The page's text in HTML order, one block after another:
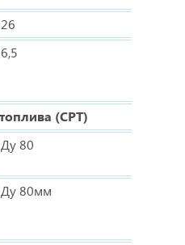
26
6,5
(СРТ)
Ду 80
Ду 80мм